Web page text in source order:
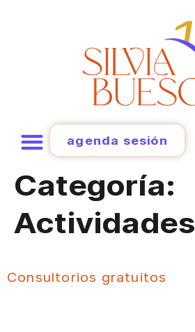
agenda sesión
Categoría:
Actividades
Consultorios gratuitos